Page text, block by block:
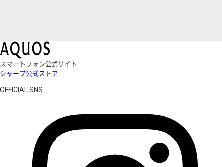
スマートフォン公式サイト
シャープ公式ストア
OFFICIAL SNS